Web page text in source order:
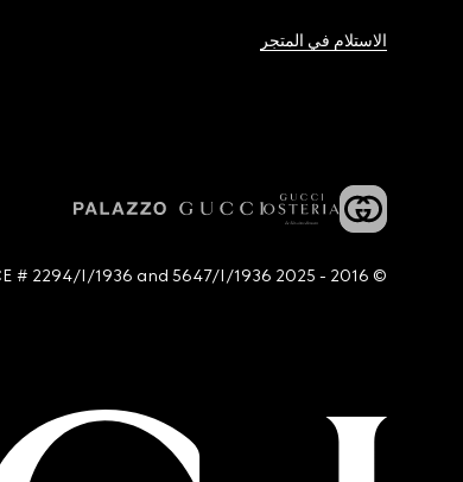
الاستلام في المتجر
© 2016 - 2025 Guccio Gucci S.p.A. - All rights reserved. SIAE LICENCE # 2294/I/1936 and 5647/I/1936